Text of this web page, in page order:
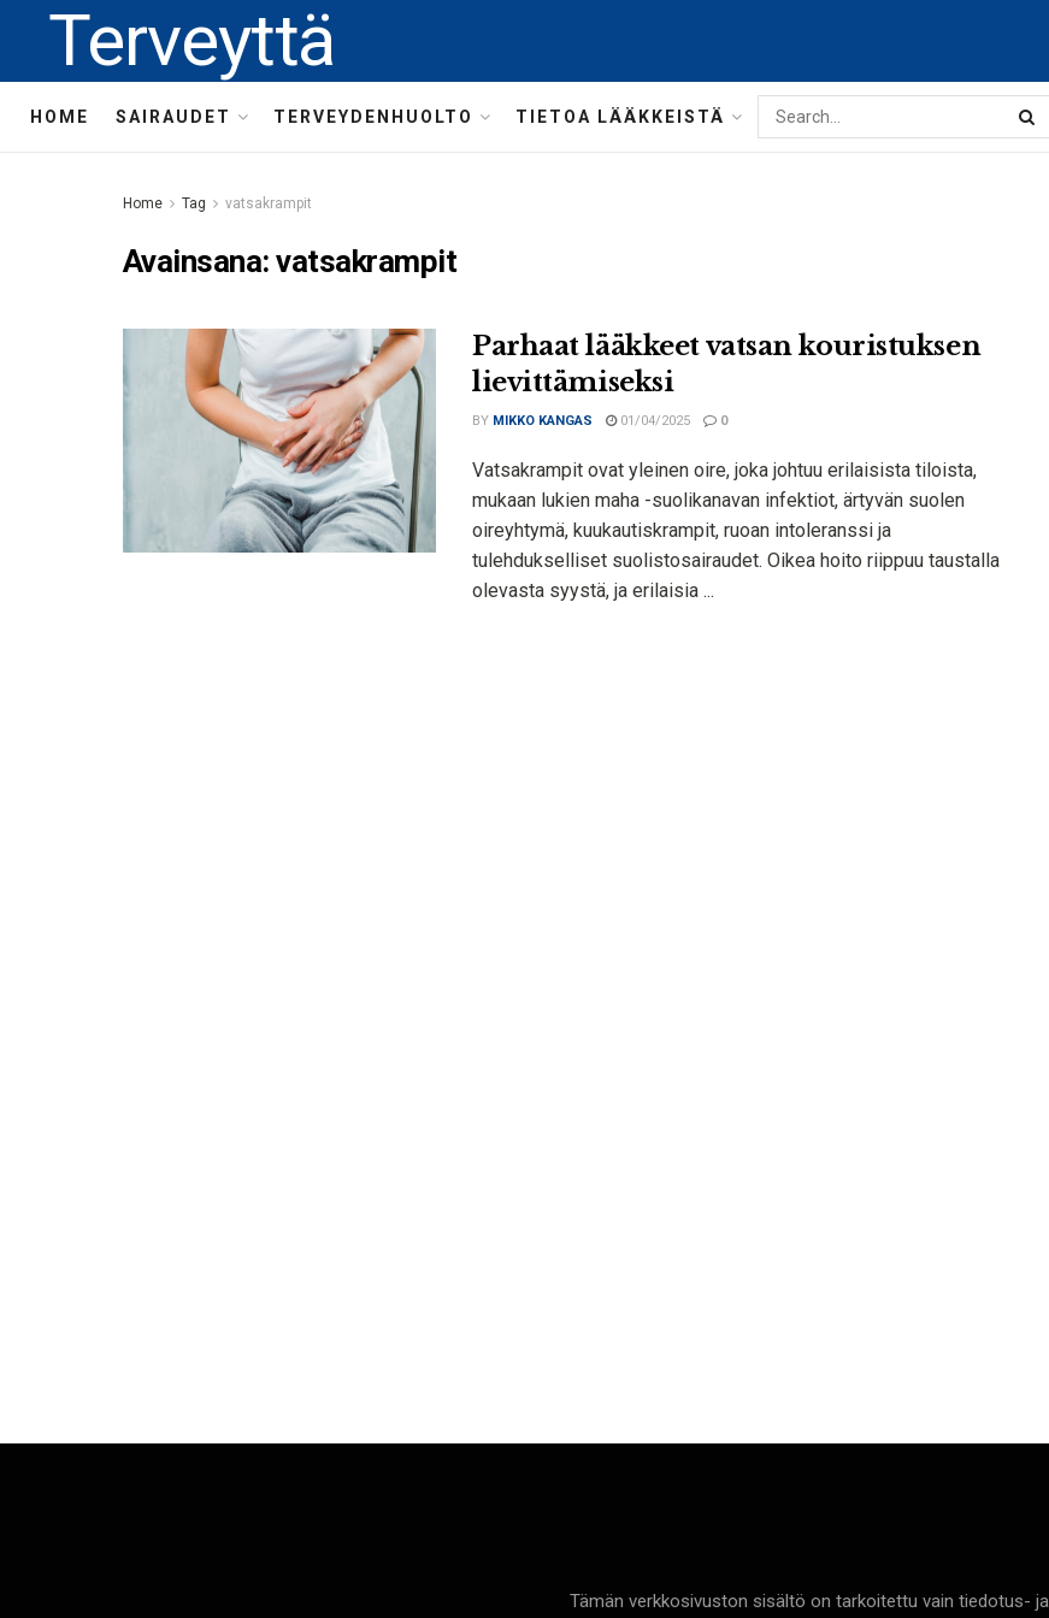
Terveyttä
HOME SAIRAUDET TERVEYDENHUOLTO TIETOA LÄÄKKEISTÄ
Home Tag vatsakrampit
Avainsana:vatsakrampit
Parhaat lääkkeet vatsan kouristuksen
lievittämiseksi
BY MIKKO KANGAS 01/04/2025 0
Vatsakrampit ovat yleinen oire, joka johtuu erilaisista tiloista,
mukaan lukien maha -suolikanavan infektiot, ärtyvän suolen
oireyhtymä, kuukautiskrampit, ruoan intoleranssi ja
tulehdukselliset suolistosairaudet. Oikea hoito riippuu taustalla
olevasta syystä, ja erilaisia ...
Tämän verkkosivuston sisältö on tarkoitettu vain tiedotus- ja